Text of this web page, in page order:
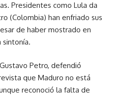
Presidentes como Lula da
(Colombia) han enfriado sus
de haber mostrado en
sintonía.
Petro, defendió
que Maduro no está
reconoció la falta de